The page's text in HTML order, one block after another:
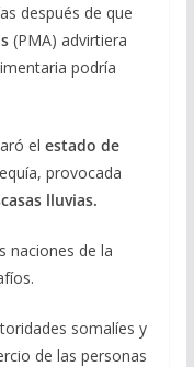
después de que
(PMA) advirtiera
podría
el estado de
provocada
lluvias.
naciones de la
somalíes y
de las personas